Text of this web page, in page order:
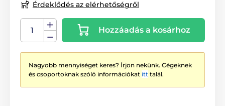
Érdeklődés az elérhetőségről
Hozzáadás a kosárhoz
Nagyobb mennyiséget keres? Írjon nekünk. Cégeknek
és csoportoknak szóló információkat itt talál.